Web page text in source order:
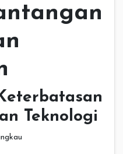
Teknologi